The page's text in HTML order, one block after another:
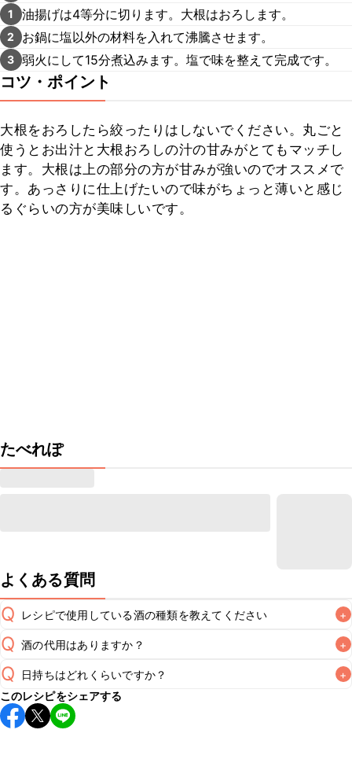
1 油揚げは4等分に切ります。大根はおろします。
2 お鍋に塩以外の材料を入れて沸騰させます。
3 弱火にして15分煮込みます。塩で味を整えて完成です。
コツ・ポイント
大根をおろしたら絞ったりはしないでください。丸ごと
使うとお出汁と大根おろしの汁の甘みがとてもマッチし
ます。大根は上の部分の方が甘みが強いのでオススメで
す。あっさりに仕上げたいので味がちょっと薄いと感じ
るぐらいの方が美味しいです。
たべれぽ
よくある質問
Q レシピで使用している酒の種類を教えてください +
A
Q 酒の代用はありますか？ +
A
Q 日持ちはどれくらいですか？ +
保存期間は冷蔵で翌日中が目安です。なるべくお早めにお召
し上がりください。
このレシピをシェアする